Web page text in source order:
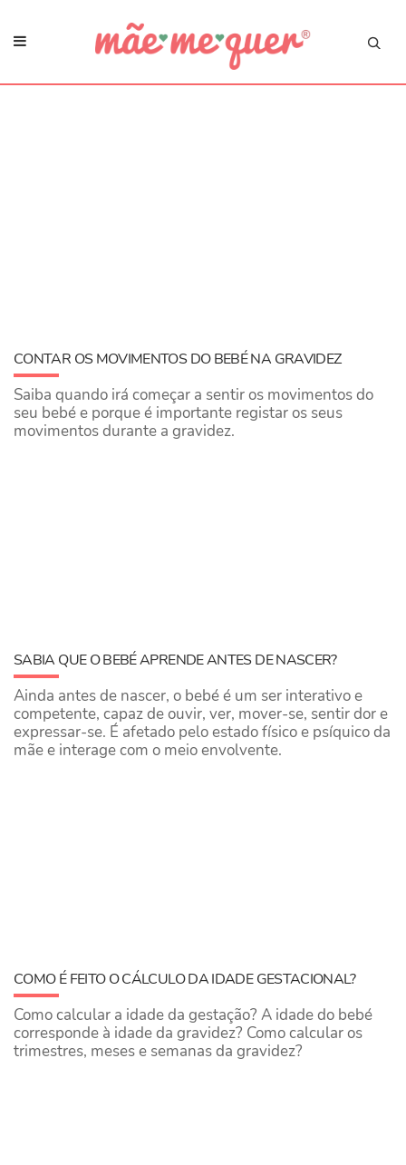
CONTAR OS MOVIMENTOS DO BEBÉ NA GRAVIDEZ
Saiba quando irá começar a sentir os movimentos do
seu bebé e porque é importante registar os seus
movimentos durante a gravidez.
SABIA QUE O BEBÉ APRENDE ANTES DE NASCER?
Ainda antes de nascer, o bebé é um ser interativo e
competente, capaz de ouvir, ver, mover-se, sentir dor e
expressar-se. É afetado pelo estado físico e psíquico da
mãe e interage com o meio envolvente.
COMO É FEITO O CÁLCULO DA IDADE GESTACIONAL?
Como calcular a idade da gestação? A idade do bebé
corresponde à idade da gravidez? Como calcular os
trimestres, meses e semanas da gravidez?